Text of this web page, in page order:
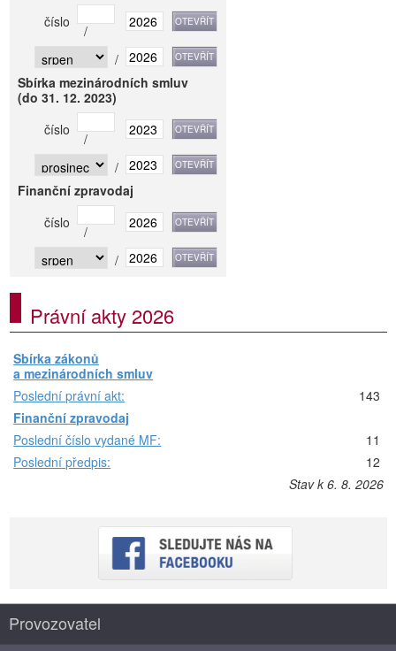
číslo
/
/
Sbírka mezinárodních smluv
(do 31. 12. 2023)
číslo
/
/
Finanční zpravodaj
číslo
/
/
Právní akty 2026
Sbírka zákonů
a mezinárodních smluv
Poslední právní akt:
143
Finanční zpravodaj
Poslední číslo vydané MF:
11
Poslední předpis:
12
Stav k 6. 8. 2026
Provozovatel